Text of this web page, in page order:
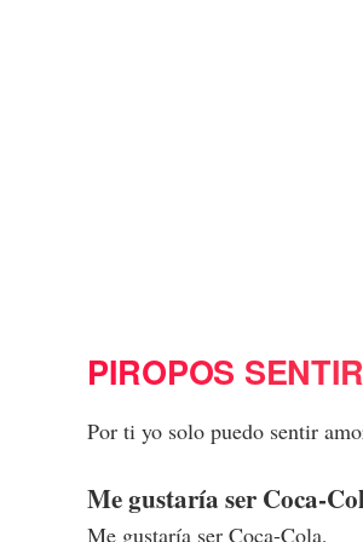
PIROPOS
Por ti yo solo puedo sentir
Me gustaría ser Coca-
Me gustaría ser Coca-Cola,